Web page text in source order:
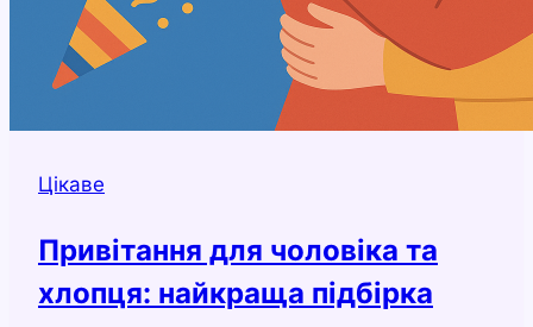
Цікаве
Привітання для чоловіка та
хлопця: найкраща підбірка